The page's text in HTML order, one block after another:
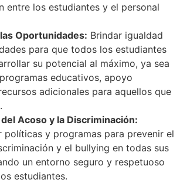
entre los estudiantes y el personal
Oportunidades: Brindar igualdad
para que todos los estudiantes
su potencial al máximo, ya sea
educativos, apoyo
adicionales para aquellos que
Acoso y la Discriminación:
políticas y programas para prevenir el
y el bullying en todas sus
un entorno seguro y respetuoso
estudiantes.